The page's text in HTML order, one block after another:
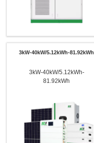
3kW-40kW/5.12kWh-81.92kWh
3kW-40kW/5.12kWh-
81.92kWh